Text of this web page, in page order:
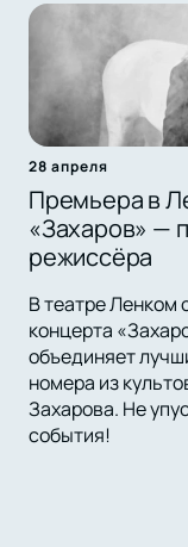
28 апреля
Премьера в
«Захаров» —
режиссёра
В театре Ленком
концерта
объединяет
номера из
Захарова. Не
события!